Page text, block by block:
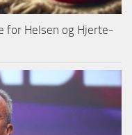
for Helsen og Hjerte-